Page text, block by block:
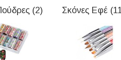
(2) Σκόνες Εφέ